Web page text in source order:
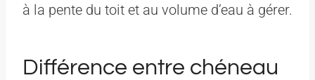
à la pente du toit et au volume d’eau à gérer.
Différence entre chéneau